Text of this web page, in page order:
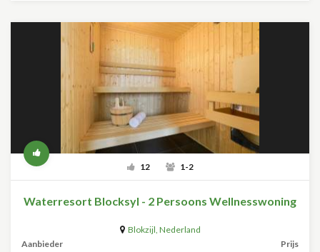
12 1-2
Waterresort Blocksyl - 2 Persoons Wellnesswoning
Blokzijl, Nederland
Aanbieder
Prijs